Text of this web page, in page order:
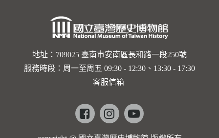
地址：709025 臺南市安南區長和路一段250號
服務時段：周一至周五 09:30 - 12:30、13:30 - 17:30
客服信箱
Facebookinstagramyoutube